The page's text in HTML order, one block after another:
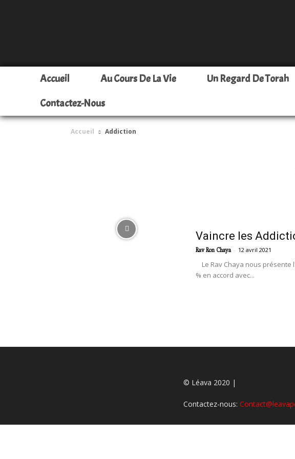
Accueil Au Cours De La Vie Un Regard De Torah
Contactez-Nous
Accueil Addiction
Vaincre les
Rav Ron Chaya - 12 avril 2021
Le Rav Chaya nous présente
% en accord avec...
© Léava 2020 |
Contactez-nous: